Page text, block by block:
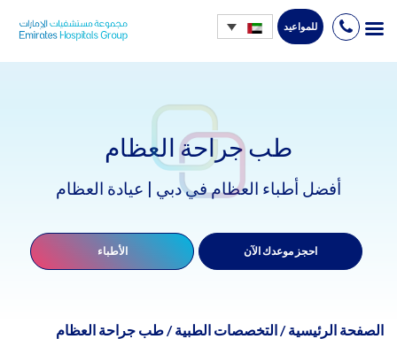
Skip
للمواعيد
طب جراحة العظام
أفضل أطباء العظام في دبي | عيادة العظام
احجز موعدك الآن الأطباء
الصفحة الرئيسية /التخصصات الطبية /طب جراحة العظام